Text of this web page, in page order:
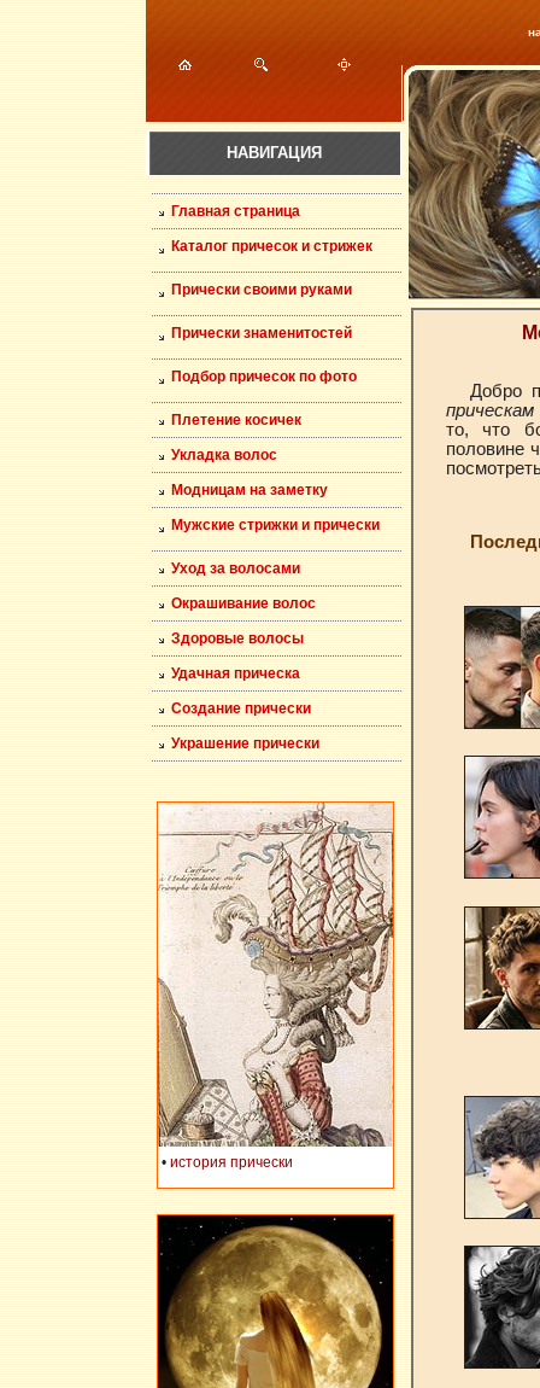
НАВИГАЦИЯ
Главная страница
Каталог причесок и стрижек
Прически своими руками
Прически знаменитостей
Подбор причесок по фото
Плетение косичек
Укладка волос
Модницам на заметку
Мужские стрижки и прически
Уход за волосами
Окрашивание волос
Здоровые волосы
Удачная прическа
Создание прически
Украшение прически
• история прически
Добро
прическам
то, что
половине